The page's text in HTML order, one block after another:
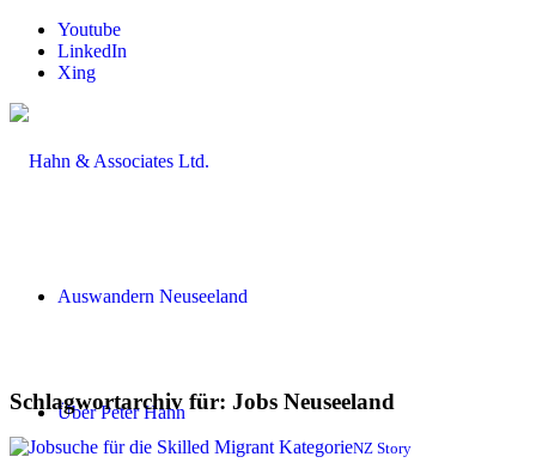
Youtube
LinkedIn
Xing
Auswandern Neuseeland
Über Peter Hahn
Schlagwortarchiv für: Jobs Neuseeland
NZ Story